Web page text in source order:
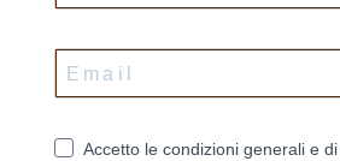
Accetto le condizioni generali e